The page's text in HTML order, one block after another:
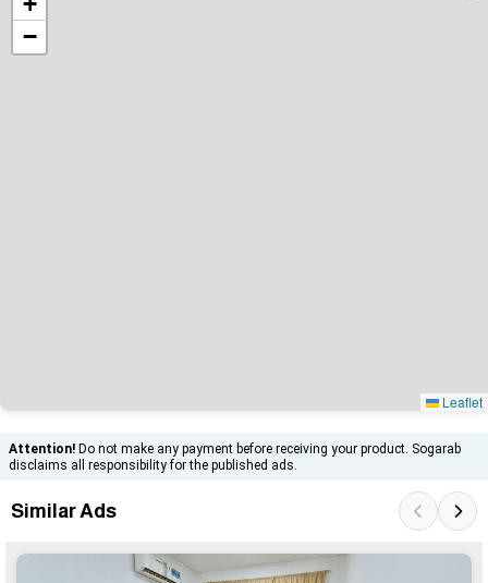
−
Leaflet
Attention! Do not make any payment before receiving your product. Sogarab
disclaims all responsibility for the published ads.
Similar Ads